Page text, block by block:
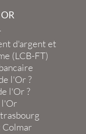
d'argent et
(LCB-FT)
l'Or ?
l'Or ?
l'Or